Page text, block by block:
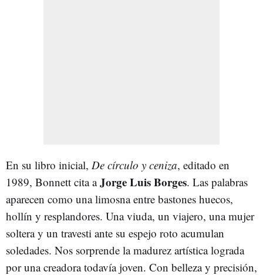
En su libro inicial, De círculo y ceniza, editado en
1989, Bonnett cita aJorge Luis Borges. Las palabras
aparecen como una limosna entre bastones huecos,
hollín y resplandores. Una viuda, un viajero, una mujer
soltera y un travesti ante su espejo roto acumulan
soledades. Nos sorprende la madurez artística lograda
por una creadora todavía joven. Con belleza y precisión,